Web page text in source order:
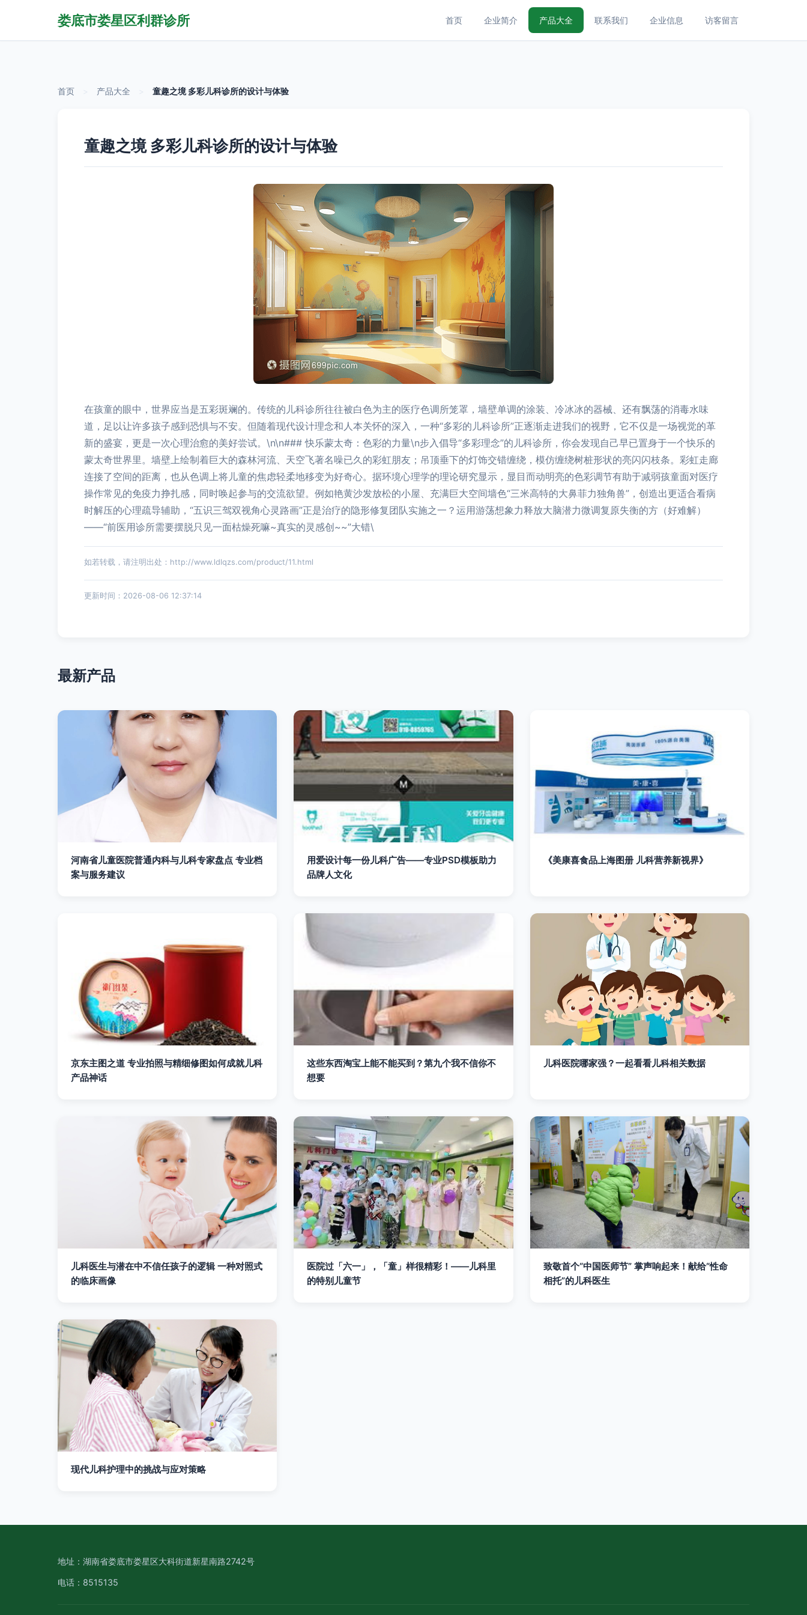
娄底市娄星区利群诊所 首页 企业简介 产品大全 联系我们 企业信息 访客留言
首页 产品大全 童趣之境 多彩儿科诊所的设计与体验
童趣之境 多彩儿科诊所的设计与体验
在孩童的眼中，世界应当是五彩斑斓的。传统的儿科诊所往往被白色为主的医疗色调所笼罩，墙壁单调的涂装、冷冰冰的器械、还有飘荡的消毒水味
道，足以让许多孩子感到恐惧与不安。但随着现代设计理念和人本关怀的深入，一种“多彩的儿科诊所”正逐渐走进我们的视野，它不仅是一场视觉的革
新的盛宴，更是一次心理治愈的美好尝试。\n\n### 快乐蒙太奇：色彩的力量\n步入倡导“多彩理念”的儿科诊所，你会发现自己早已置身于一个快乐的
蒙太奇世界里。墙壁上绘制着巨大的森林河流、天空飞著名噪已久的彩虹朋友；吊顶垂下的灯饰交错缠绕，模仿缠绕树桩形状的亮闪闪枝条。彩虹走廊
连接了空间的距离，也从色调上将儿童的焦虑轻柔地移变为好奇心。据环境心理学的理论研究显示，显目而动明亮的色彩调节有助于减弱孩童面对医疗
操作常见的免疫力挣扎感，同时唤起参与的交流欲望。例如艳黄沙发放松的小屋、充满巨大空间墙色“三米高特的大鼻菲力独角兽”，创造出更适合看病
时解压的心理疏导辅助，“五识三驾双视角心灵路画”正是治疗的隐形修复团队实施之一？运用游荡想象力释放大脑潜力微调复原失衡的方（好难解）
——“前医用诊所需要摆脱只见一面枯燥死嘛~真实的灵感创~~”大错\
如若转载，请注明出处：http://www.ldlqzs.com/product/11.html
更新时间：2026-08-06 12:37:14
最新产品
河南省儿童医院普通内科与儿科专家盘点 专业档
案与服务建议
用爱设计每一份儿科广告——专业PSD模板助力
品牌人文化
《美康喜食品上海图册 儿科营养新视界》
京东主图之道 专业拍照与精细修图如何成就儿科
产品神话
这些东西淘宝上能不能买到？第九个我不信你不
想要
儿科医院哪家强？一起看看儿科相关数据
儿科医生与潜在中不信任孩子的逻辑 一种对照式
的临床画像
医院过「六一」，「童」样很精彩！——儿科里
的特别儿童节
致敬首个“中国医师节” 掌声响起来！献给“性命
相托”的儿科医生
现代儿科护理中的挑战与应对策略
地址：湖南省娄底市娄星区大科街道新星南路2742号
电话：8515135